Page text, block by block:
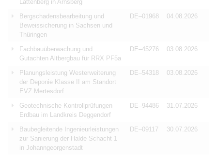
Lattenberg in Arnsberg
Bergschadensbearbeitung und
Beweissicherung in Sachsen und
Thüringen
DE–01968 04.08.2026
Fachbauüberwachung und
Gutachten Altbergbau für RRX PF5a
DE–45276 03.08.2026
Planungsleistung Westerweiterung
der Deponie Klasse II am Standort
EVZ Mertesdorf
DE–54318 03.08.2026
Geotechnische Kontrollprüfungen
Erdbau im Landkreis Deggendorf
DE–94486 31.07.2026
Baubegleitende Ingenieurleistungen
zur Sanierung der Halde Schacht 1
in Johanngeorgenstadt
DE–09117 30.07.2026